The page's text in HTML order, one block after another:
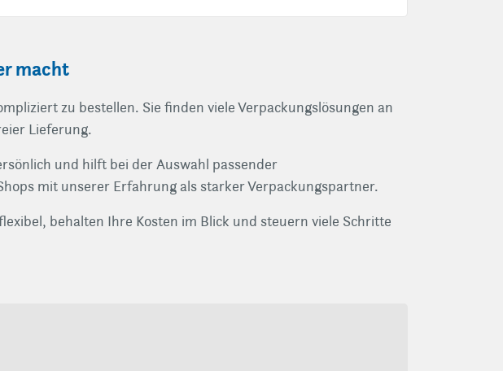
macht
zu bestellen. Sie finden viele Verpackungslösungen an
Lieferung.
und hilft bei der Auswahl passender
mit unserer Erfahrung als starker Verpackungspartner.
behalten Ihre Kosten im Blick und steuern viele Schritte